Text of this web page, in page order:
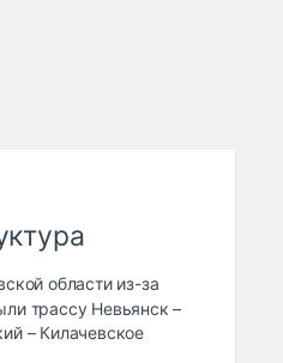
области из-за
трассу Невьянск –
– Килачевское